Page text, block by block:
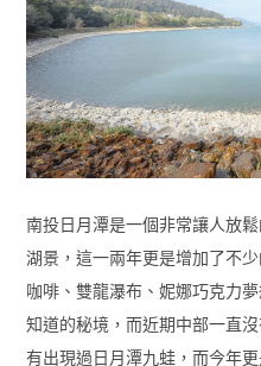
南投日月潭是一個非常讓人放
湖景，這一兩年更是增加了不
咖啡、雙龍瀑布、妮娜巧克力
知道的秘境，而近期中部一直
有出現過日月潭九蛙，而今年